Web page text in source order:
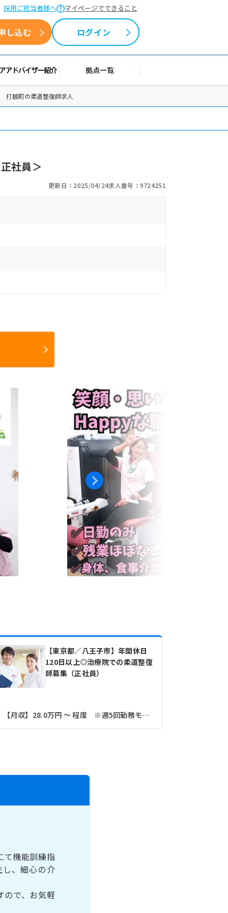
採用ご担当者様へ マイページでできること
し込む ログイン
報 キャリアアドバイザー紹介 拠点一覧
打越町の柔道整復師求人
社員＞
更新日：2025/04/24求人番号：9724251
【東京都／八王子市】年間休日
120日以上◎治療院での柔道整復
師募集（正社員）
【月収】28.0万円 ～ 程度 ※週5回勤務モデル
て機能訓練指
、細心の介
ので、お気軽